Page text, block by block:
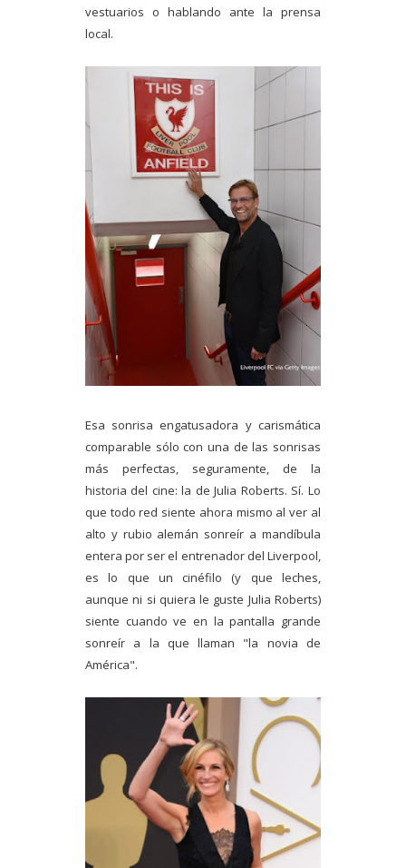
vestuarios o hablando ante la prensa
local.
Esa sonrisa engatusadora y carismática
comparable sólo con una de las sonrisas
más perfectas, seguramente, de la
historia del cine: la de Julia Roberts. Sí. Lo
que todo red siente ahora mismo al ver al
alto y rubio alemán sonreír a mandíbula
entera por ser el entrenador del Liverpool,
es lo que un cinéfilo (y que leches,
aunque ni si quiera le guste Julia Roberts)
siente cuando ve en la pantalla grande
sonreír a la que llaman "la novia de
América".